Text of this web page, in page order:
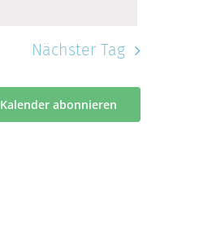
Nächster Tag
Kalender abonnieren